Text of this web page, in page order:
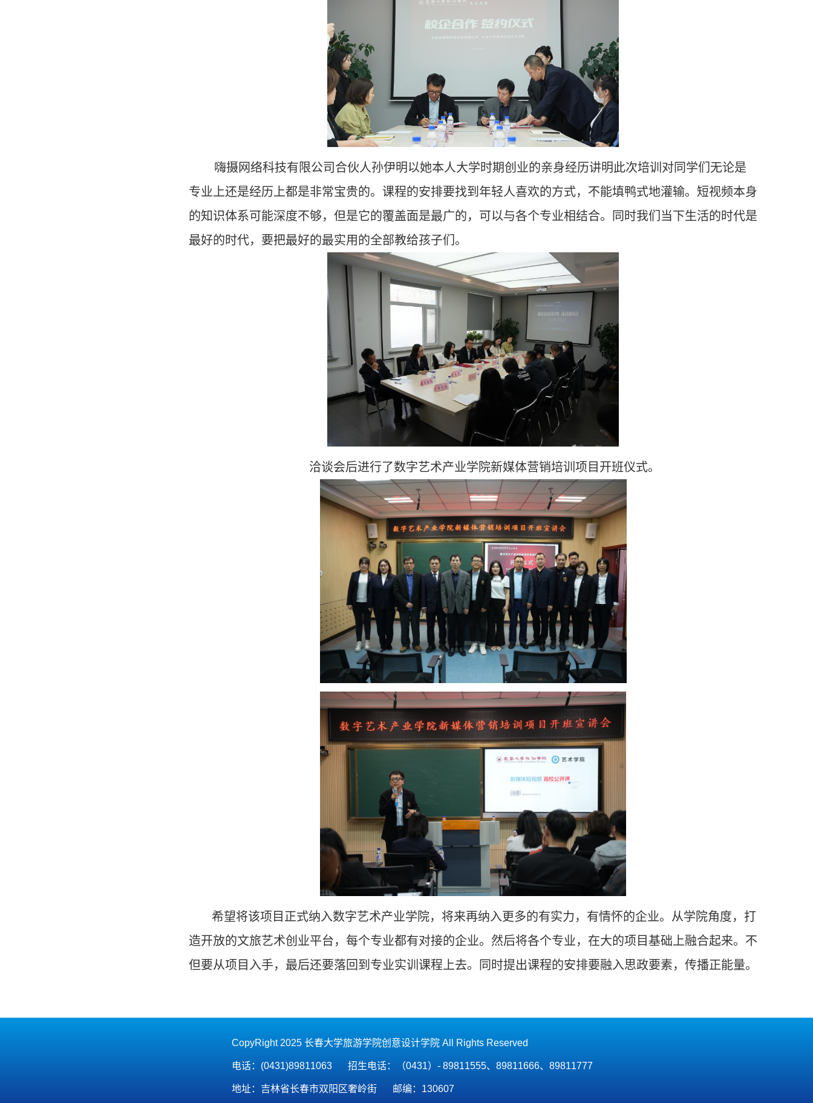
嗨摄网络科技有限公司 合伙人孙伊明以她本人大学时期创业的亲身经历讲明此次培训对同学们无论是
专业上还是经历上都是非常宝贵的。课程的安排要找到年轻人喜欢的方式，不能填鸭式地灌输。短视频本身
的知识体系可能深度不够，但是它的覆盖面是最广的，可以与各个专业相结合。同时我们当下生活的时代是
最好的时代，要把最好的最实用的全部教给孩子们。
洽谈会后进行了数字艺术产业学院新媒体营销培训项目开班仪式。
希望将该项目正式纳入数字艺术产业学院，将来再纳入更多的有实力，有情怀的企业。从学院角度，打
造开放的文旅艺术创业平台，每个专业都有对接的企业。然后将各个专业，在大的项目基础上融合起来。不
但要从项目入手，最后还要落回到专业实训课程上去。同时提出课程的安排要融入思政要素，传播正能量。
CopyRight 2025 长春大学旅游学院创意设计学院 All Rights Reserved
电话：(0431)89811063 招生电话：（0431）- 89811555、89811666、89811777
地址：吉林省长春市双阳区奢岭街 邮编：130607